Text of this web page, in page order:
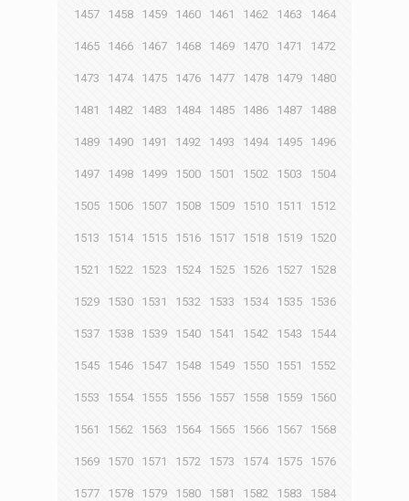
1457 1458 1459 1460 1461 1462 1463 1464
1465 1466 1467 1468 1469 1470 1471 1472
1473 1474 1475 1476 1477 1478 1479 1480
1481 1482 1483 1484 1485 1486 1487 1488
1489 1490 1491 1492 1493 1494 1495 1496
1497 1498 1499 1500 1501 1502 1503 1504
1505 1506 1507 1508 1509 1510 1511 1512
1513 1514 1515 1516 1517 1518 1519 1520
1521 1522 1523 1524 1525 1526 1527 1528
1529 1530 1531 1532 1533 1534 1535 1536
1537 1538 1539 1540 1541 1542 1543 1544
1545 1546 1547 1548 1549 1550 1551 1552
1553 1554 1555 1556 1557 1558 1559 1560
1561 1562 1563 1564 1565 1566 1567 1568
1569 1570 1571 1572 1573 1574 1575 1576
1577 1578 1579 1580 1581 1582 1583 1584